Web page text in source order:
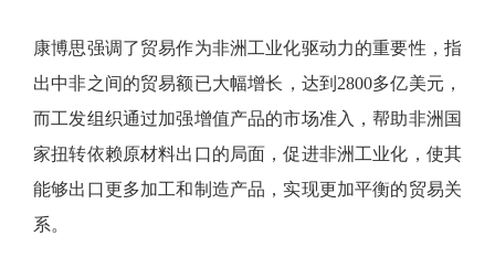
康博思强调了贸易作为非洲工业化驱动力的重要性，指
出中非之间的贸易额已大幅增长，达到 2800多亿美元，
而工发组织通过加强增值产品的市场准入，帮助非洲国
家扭转依赖原材料出口的局面，促进非洲工业化，使其
能够出口更多加工和制造产品，实现更加平衡的贸易关
系。